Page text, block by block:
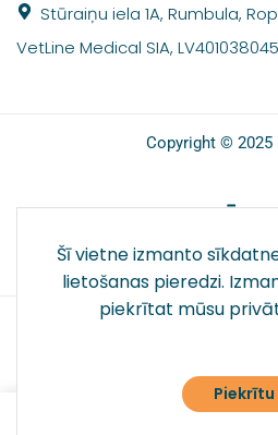
Šī vietne izmanto
lietošanas pieredzi.
piekrītat mūsu
Piekrītu
Stūraiņu iela 1A, Rumbula,
VetLine Medical SIA,
Copyright © 2025
SOCIĀLIE